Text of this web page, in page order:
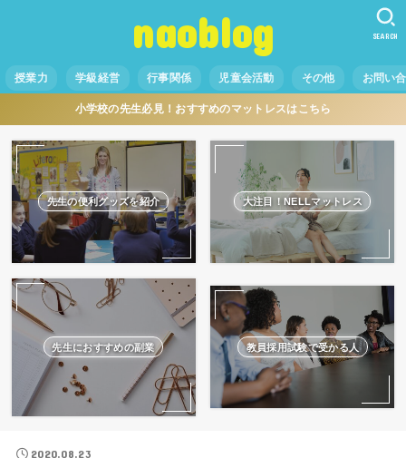
naoblog
授業力 学級経営 行事関係 児童会活動 その他 お問い
SEARCH
小学校の先生必見！おすすめのマットレスはこちら
先生の便利グッズを紹介 大注目！NELLマットレス
先生におすすめの副業 教員採用試験で受かる人
2020.08.23